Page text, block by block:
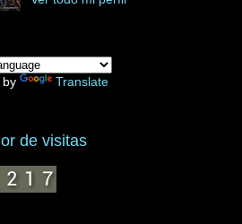
by Translate
de visitas